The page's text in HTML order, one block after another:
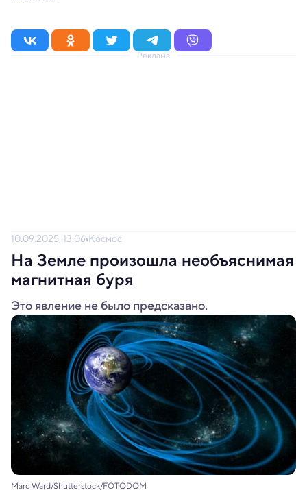
Реклама
10.09.2025, 13:06 Космос
На Земле произошла необъяснимая
магнитная буря
Это явление не было предсказано.
Marc Ward/Shutterstock/FOTODOM